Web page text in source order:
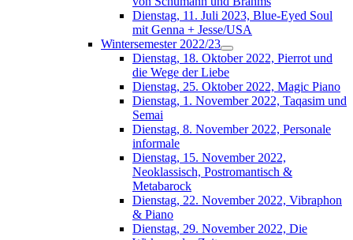
Dienstag, 11. Juli 2023, Blue-Eyed Soul
mit Genna + Jesse/USA
Wintersemester 2022/23
Dienstag, 18. Oktober 2022, Pierrot und
die Wege der Liebe
Dienstag, 25. Oktober 2022, Magic Piano
Dienstag, 1. November 2022, Taqasim und
Semai
Dienstag, 8. November 2022, Personale
informale
Dienstag, 15. November 2022,
Neoklassisch, Postromantisch &
Metabarock
Dienstag, 22. November 2022, Vibraphon
& Piano
Dienstag, 29. November 2022, Die